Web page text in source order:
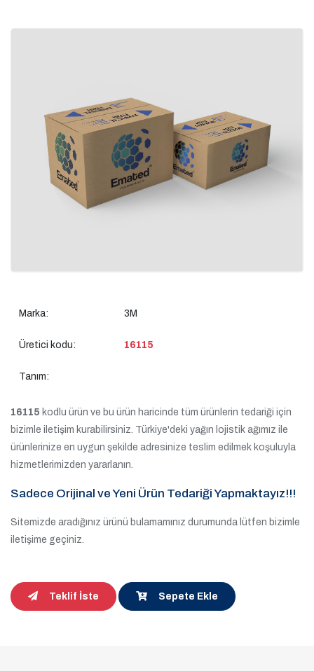
Marka: 3M
Üretici kodu: 16115
Tanım:
16115 kodlu ürün ve bu ürün haricinde tüm ürünlerin tedariği için
bizimle iletişim kurabilirsiniz. Türkiye'deki yağın lojistik ağımız ile
ürünlerinize en uygun şekilde adresinize teslim edilmek koşuluyla
hizmetlerimizden yararlanın.
Sadece Orijinal ve Yeni Ürün Tedariği Yapmaktayız!!!
Sitemizde aradığınız ürünü bulamamınız durumunda lütfen bizimle
iletişime geçiniz.
Teklif İste Sepete Ekle